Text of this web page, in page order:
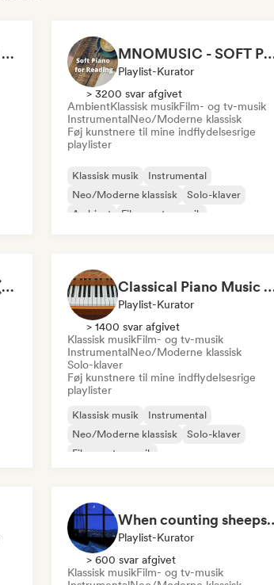
Relaxing Instrumental (MDJ Matthias De Jaeger) MNOMUSIC - SOFT PIANO
Playlist-Kurator
> 3200 svar afgivet
AmbientKlassisk musikFilm- og tv-musik
InstrumentalNeo/Moderne klassisk
Føj kunstnere til mine indflydelsesrige
playlister
Klassisk musik
Instrumental
Neo/Moderne klassisk
Solo-klaver
Ambient
Film- og tv-musik
Piano Music to Focus (by Andreas Wolff) Classical Piano Music
Playlist-Kurator
> 1400 svar afgivet
Klassisk musikFilm- og tv-musik
InstrumentalNeo/Moderne klassisk
Solo-klaver
Føj kunstnere til mine indflydelsesrige
playlister
Klassisk musik
Instrumental
Neo/Moderne klassisk
Solo-klaver
Film- og tv-musik
When
Playlist-Kurator
> 600 svar afgivet
Klassisk musikFilm- og tv-musik